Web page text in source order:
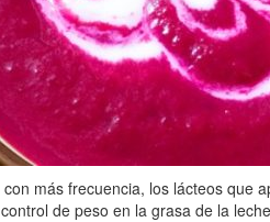
más frecuencia, los lácteos
de peso en la grasa de la